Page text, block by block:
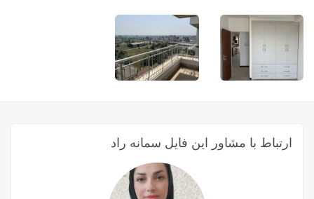
ارتباط با مشاور این فایل سمانه راد